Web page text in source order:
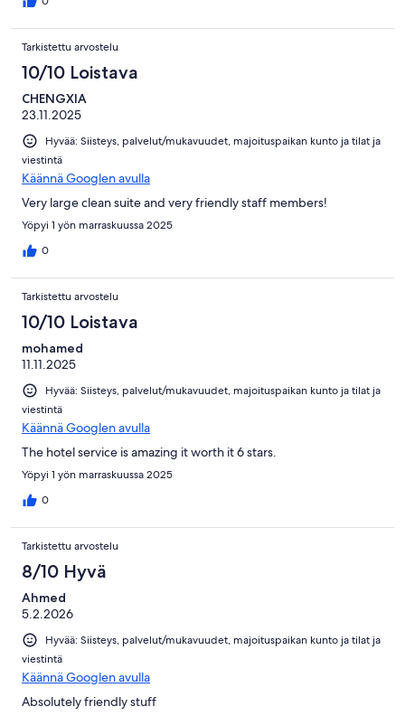
Tarkistettu arvostelu
10/10 Loistava
CHENGXIA
23.11.2025
Hyvää: Siisteys, palvelut/mukavuudet, majoituspaikan kunto ja tilat ja
viestintä
Käännä Googlen avulla
Very large clean suite and very friendly staff members!
Yöpyi 1 yön marraskuussa 2025
0
Tarkistettu arvostelu
10/10 Loistava
mohamed
11.11.2025
Hyvää: Siisteys, palvelut/mukavuudet, majoituspaikan kunto ja tilat ja
viestintä
Käännä Googlen avulla
The hotel service is amazing it worth it 6 stars.
Yöpyi 1 yön marraskuussa 2025
0
Tarkistettu arvostelu
8/10 Hyvä
Ahmed
5.2.2026
Hyvää: Siisteys, palvelut/mukavuudet, majoituspaikan kunto ja tilat ja
viestintä
Käännä Googlen avulla
Absolutely friendly stuff